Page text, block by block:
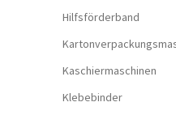
Hilfsförderband
Kaschiermaschinen
Klebebinder